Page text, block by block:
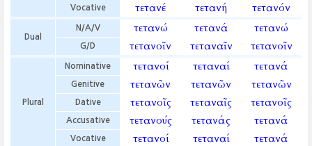
Vocative τετανέ τετανή τετανόν
Dual
N/A/V τετανώ τετανά τετανώ
G/D τετανοῖν τεταναῖν τετανοῖν
Plural
Nominative τετανοί τεταναί τετανά
Genitive τετανῶν τετανῶν τετανῶν
Dative τετανοῖς τεταναῖς τετανοῖς
Accusative τετανούς τετανάς τετανά
Vocative τετανοί τεταναί τετανά